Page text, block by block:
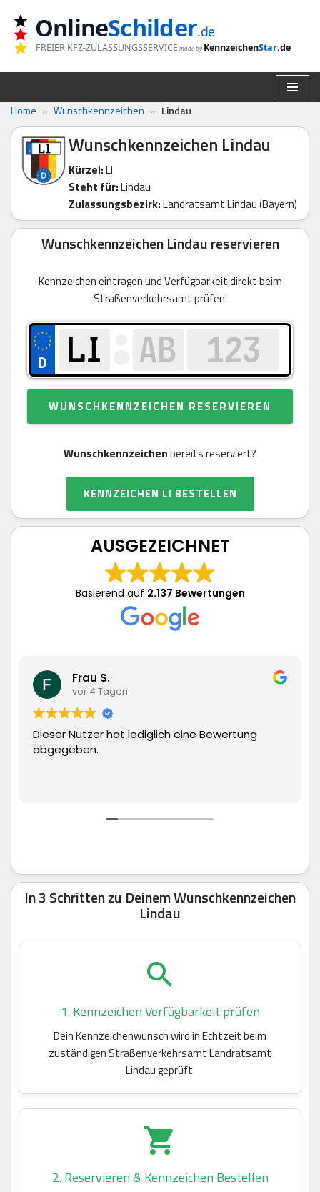
Zum
Inhalt
springen
OnlineSchilder.de
FREIER KFZ-ZULASSUNGSSERVICE made by KennzeichenStar.de
Home » Wunschkennzeichen » Lindau
Wunschkennzeichen Lindau
Kürzel:LI
Steht für:Lindau
Zulassungsbezirk:Landratsamt Lindau (Bayern)
Wunschkennzeichen Lindau reservieren
Kennzeichen eintragen und Verfügbarkeit direkt beim
Straßenverkehrsamt prüfen!
WUNSCHKENNZEICHEN RESERVIEREN
Wunschkennzeichenbereits reserviert?
KENNZEICHEN LI BESTELLEN
AUSGEZEICHNET
Basierend auf 2.137 Bewertungen
eine Bewertung
Matthias Hauch
Superschnelle Lieferung
In 3 Schritten zu Deinem Wunschkennzeichen
Lindau
1. Kennzeichen Verfügbarkeit prüfen
Dein Kennzeichenwunsch wird in Echtzeit beim
zuständigen Straßenverkehrsamt Landratsamt
Lindau geprüft.
2. Reservieren & Kennzeichen Bestellen